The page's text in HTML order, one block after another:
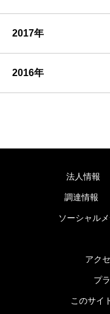
2017年
2016年
法人情報
調達情報
ソーシャル
アク
プ
このサイ